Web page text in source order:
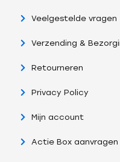
Veelgestelde vragen
Verzending &
Retourneren
Privacy Policy
Mijn account
Actie Box aanvragen